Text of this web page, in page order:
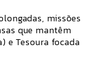
missões
que mantêm
e Tesoura focada